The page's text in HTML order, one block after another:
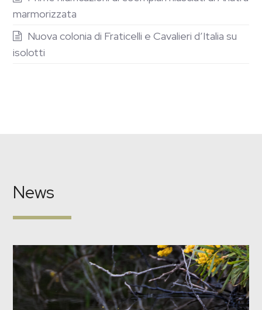
marmorizzata
Nuova colonia di Fraticelli e Cavalieri d’Italia su
isolotti
News